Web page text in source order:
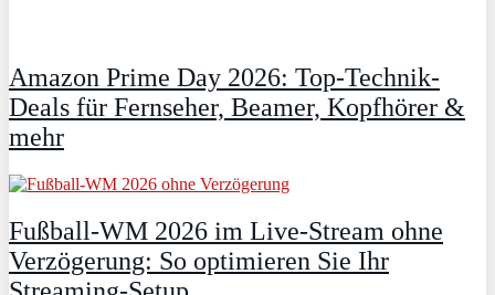
Amazon Prime Day 2026: Top-Technik-
Deals für Fernseher, Beamer, Kopfhörer &
mehr
Fußball-WM 2026 im Live-Stream ohne
Verzögerung: So optimieren Sie Ihr